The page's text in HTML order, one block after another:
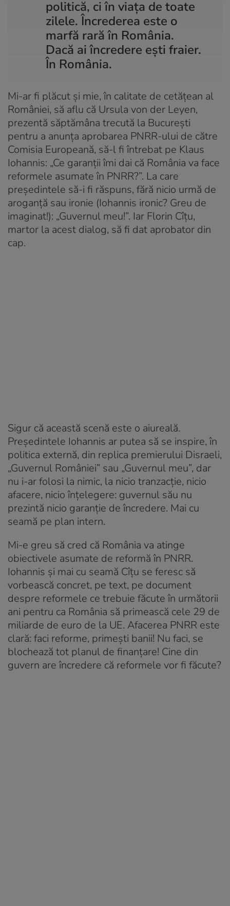
politică, ci în viața de toate
zilele. Încrederea este o
marfă rară în România.
Dacă ai încredere ești fraier.
În România.
Mi-ar fi plăcut și mie, în calitate de cetățean al
României, să aflu că Ursula von der Leyen,
prezentă săptămâna trecută la București
pentru a anunța aprobarea PNRR-ului de către
Comisia Europeană, să-l fi întrebat pe Klaus
Iohannis: „Ce garanții îmi dai că România va face
reformele asumate în PNRR?”. La care
președintele să-i fi răspuns, fără nicio urmă de
aroganță sau ironie (Iohannis ironic? Greu de
imaginat!): „Guvernul meu!”. Iar Florin Cîțu,
martor la acest dialog, să fi dat aprobator din
cap.
Sigur că această scenă este o aiureală.
Președintele Iohannis ar putea să se inspire, în
politica externă, din replica premierului Disraeli,
„Guvernul României” sau „Guvernul meu”, dar
nu i-ar folosi la nimic, la nicio tranzacție, nicio
afacere, nicio înțelegere: guvernul său nu
prezintă nicio garanție de încredere. Mai cu
seamă pe plan intern.
Mi-e greu să cred că România va atinge
obiectivele asumate de reformă în PNRR.
Iohannis și mai cu seamă Cîțu se feresc să
vorbească concret, pe text, pe document
despre reformele ce trebuie făcute în următorii
ani pentru ca România să primească cele 29 de
miliarde de euro de la UE. Afacerea PNRR este
clară: faci reforme, primești banii! Nu faci, se
blochează tot planul de finanțare! Cine din
guvern are încredere că reformele vor fi făcute?